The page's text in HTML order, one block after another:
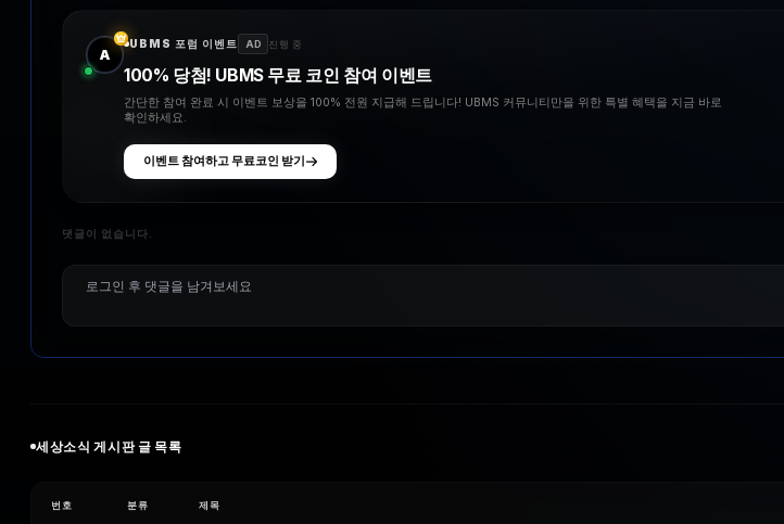
A
UBMS 포럼 이벤트 AD 진행 중
100% 당첨! UBMS 무료 코인 참여 이벤트
간단한 참여 완료 시 이벤트 보상을 100% 전원 지급해 드립니다! UBMS 커뮤니티만을 위한 특별 혜택을 지금 바로
확인하세요.
이벤트 참여하고 무료코인 받기
댓글이 없습니다.
세상소식 게시판 글 목록
번호 분류 제목